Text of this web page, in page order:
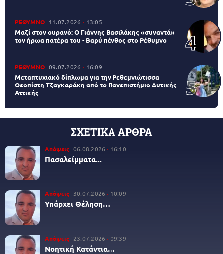
ΡΕΘΥΜΝΟ 11.07.2026 13:05
Μαζί στον ουρανό: Ο Γιάννης Βασιλάκης «συναντά»
τον ήρωα πατέρα του - Βαρύ πένθος στο Ρέθυμνο
ΡΕΘΥΜΝΟ 09.07.2026 16:09
Μεταπτυχιακό δίπλωμα για την Ρεθεμνιώτισσα
Θεοπίστη Τζαγκαράκη από το Πανεπιστήμιο Δυτικής
Αττικής
ΣΧΕΤΙΚΑ ΑΡΘΡΑ
Απόψεις 06.08.2026 16:10
Πασαλείμματα...
Απόψεις 30.07.2026 10:09
Υπάρχει Θέληση…
Απόψεις 23.07.2026 09:39
Νοητική Κατάντια…